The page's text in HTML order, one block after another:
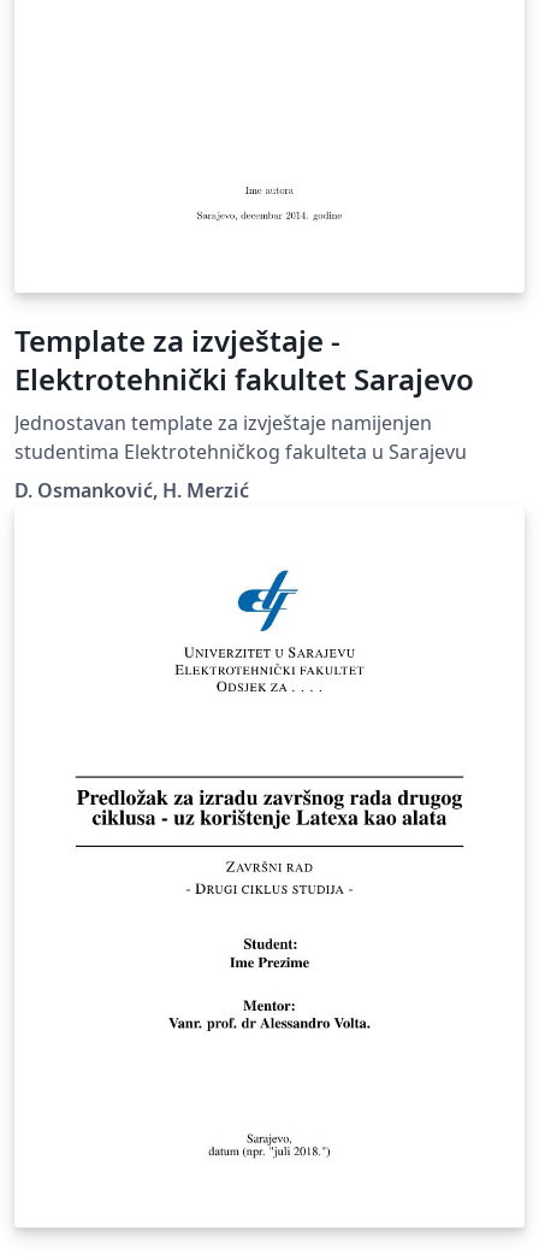
Template za izvještaje -
Elektrotehnički fakultet Sarajevo
Jednostavan template za izvještaje namijenjen
studentima Elektrotehničkog fakulteta u Sarajevu
D. Osmanković, H. Merzić